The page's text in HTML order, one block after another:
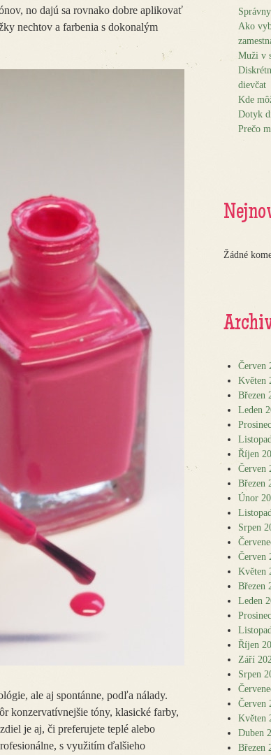
no dajú sa rovnako dobre aplikovať
nechtov a farbenia s dokonalým
ale aj spontánne, podľa nálady.
konzervatívnejšie tóny, klasické farby,
je aj, či preferujete teplé alebo
s využitím ďalšieho
Ako
Muži v
dievčat
Kde
Dotyk
Prečo
Žádné
Červen
Květen
Březen
Leden
Říjen
Červen
Březen
Únor
Srpen
Červen
Květen
Březen
Leden
Říjen
Září
Srpen
Červen
Květen
Duben
Březen